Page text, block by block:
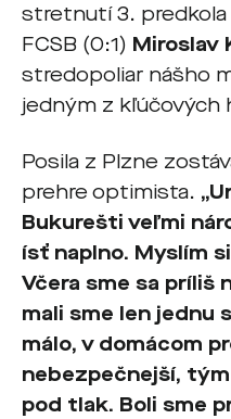
stretnutí 3. predkola
FCSB (0:1) Miroslav
stredopoliar nášho
jedným z kľúčových
Posila z Plzne
prehre optimista.
Bukurešti veľmi
ísť naplno. Myslím
Včera sme sa príliš
mali sme len jednu
málo, v domácom
nebezpečnejší,
pod tlak. Boli sme